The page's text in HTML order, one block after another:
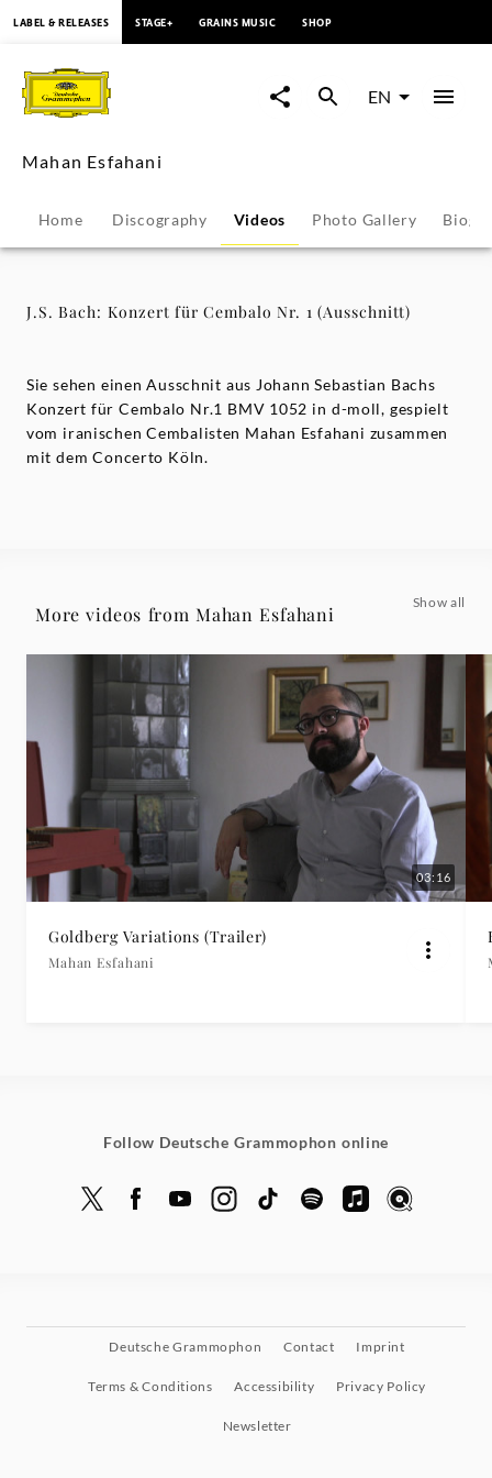
Bach:
Konzert
für
Cembalo
Nr.
(Ausschnitt)
Deutsche
Grammophon
LABEL & RELEASES STAGE+ GRAINS MUSIC SHOP
EN
Mahan Esfahani
Home Discography Videos Photo Gallery
J.S. Bach: Konzert für Cembalo Nr. 1 (Ausschnitt)
Sie sehen einen Ausschnit aus Johann Sebastian Bachs
Konzert für Cembalo Nr.1 BMV 1052 in d-moll, gespielt
vom iranischen Cembalisten Mahan Esfahani zusammen
mit dem Concerto Köln.
More videos from Mahan Esfahani
Show all
03:16
Goldberg Variations (Trailer)
Mahan Esfahani
Follow Deutsche Grammophon online
Deutsche Grammophon Contact Imprint
Terms & Conditions Accessibility Privacy Policy
Newsletter